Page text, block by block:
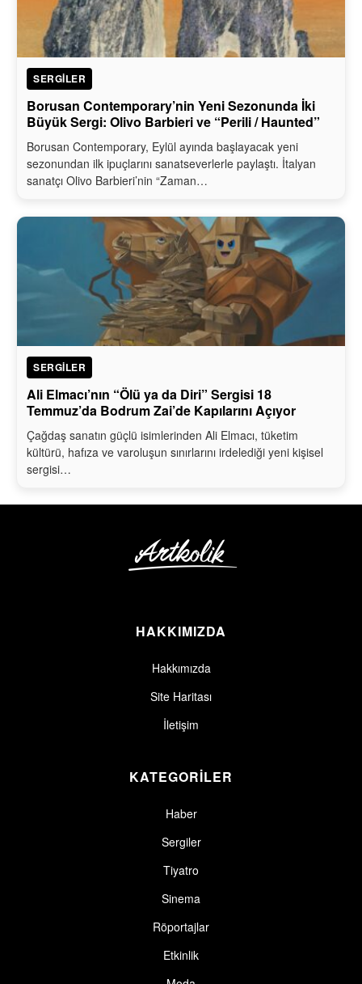
SERGILER
Borusan Contemporary’nin Yeni Sezonunda İki
Büyük Sergi: Olivo Barbieri ve “Perili / Haunted”
Borusan Contemporary, Eylül ayında başlayacak yeni
sezonundan ilk ipuçlarını sanatseverlerle paylaştı. İtalyan
sanatçı Olivo Barbieri’nin “Zaman…
SERGILER
Ali Elmacı’nın “Ölü ya da Diri” Sergisi 18
Temmuz’da Bodrum Zai’de Kapılarını Açıyor
Çağdaş sanatın güçlü isimlerinden Ali Elmacı, tüketim
kültürü, hafıza ve varoluşun sınırlarını irdelediği yeni kişisel
sergisi…
HAKKIMIZDA
Hakkımızda
Site Haritası
İletişim
KATEGORİLER
Haber
Sergiler
Tiyatro
Sinema
Röportajlar
Etkinlik